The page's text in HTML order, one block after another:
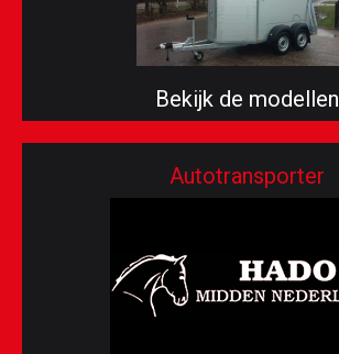
Bekijk de modellen
Autotransporter